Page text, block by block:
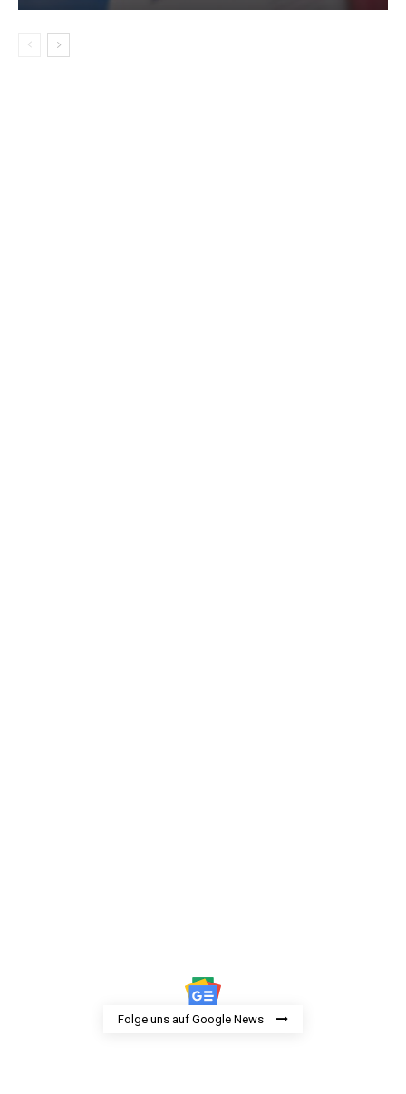
Folge uns auf Google News